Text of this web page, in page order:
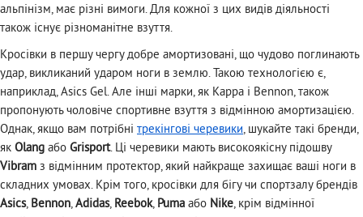
альпінізм, має різні вимоги. Для кожної з цих видів діяльності
також існує різноманітне взуття.
Кросівки в першу чергу добре амортизовані, що чудово поглинають
удар, викликаний ударом ноги в землю. Такою технологією є,
наприклад, Asics Gel. Але інші марки, як Kappa і Bennon, також
пропонують чоловіче спортивне взуття з відмінною амортизацією.
Однак, якщо вам потрібні трекінгові черевики, шукайте такі бренди,
як Olang або Grisport. Ці черевики мають високоякісну підошву
Vibram з відмінним протектор, який найкраще захищає ваші ноги в
складних умовах. Крім того, кросівки для бігу чи спортзалу брендів
Asics, Bennon,Adidas, Reebok, Puma або Nike, крім відмінної